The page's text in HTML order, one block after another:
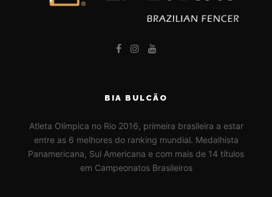
BIA BULCÃO
Atleta Olímpica no Rio 2016, primeira brasileira a estar
entre as 6 melhores do ranking mundial. Medalhista
Panamericana, Sul Americana e com mais de 14 títulos
em Campeonatos Brasileiros